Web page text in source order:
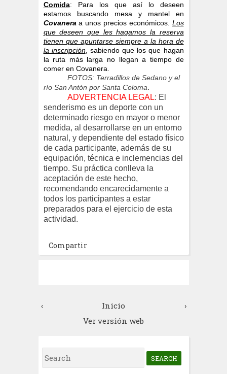
Comida: Para los que así lo deseen
estamos buscando mesa y mantel en
Covaneraa unos precios económicos. Los
que deseen que les hagamos la reserva
tienen que apuntarse siempre a la hora de
la inscripción, sabiendo que los que hagan
la ruta más larga no llegan a tiempo de
comer en Covanera.
FOTOS: Terradillos de Sedano y el
río San Antón por Santa Coloma.
ADVERTENCIA LEGAL: El
senderismo es un deporte con un
determinado riesgo en mayor o menor
medida, al desarrollarse en un entorno
natural, y dependiente del estado físico
de cada participante, además de su
equipación, técnica e inclemencias del
tiempo. Su práctica conlleva la
aceptación de este hecho,
recomendando encarecidamente a
todos los participantes a estar
preparados para el ejercicio de esta
actividad.
Compartir
‹ ›
Inicio
Ver versión web
S
e